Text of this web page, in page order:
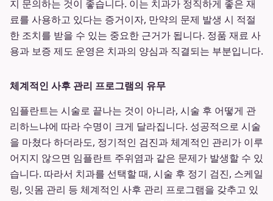
지 문의하는 것이 좋습니다. 이는 치과가 정직하게 좋은 재
료를 사용하고 있다는 증거이자, 만약의 문제 발생 시 적절
한 조치를 받을 수 있는 중요한 근거가 됩니다. 정품 재료 사
용과 보증 제도 운영은 치과의 양심과 직결되는 부분입니다.
체계적인 사후 관리 프로그램의 유무
임플란트는 시술로 끝나는 것이 아니라, 시술 후 어떻게 관
리하느냐에 따라 수명이 크게 달라집니다. 성공적으로 시술
을 마쳤다 하더라도, 정기적인 검진과 체계적인 관리가 이루
어지지 않으면 임플란트 주위염과 같은 문제가 발생할 수 있
습니다. 따라서 치과를 선택할 때, 시술 후 정기 검진, 스케일
링, 잇몸 관리 등 체계적인 사후 관리 프로그램을 갖추고 있